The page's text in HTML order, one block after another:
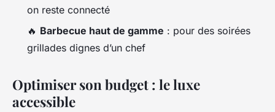
on reste connecté
🔥 Barbecue haut de gamme : pour des soirées
grillades dignes d’un chef
Optimiser son budget : le luxe
accessible